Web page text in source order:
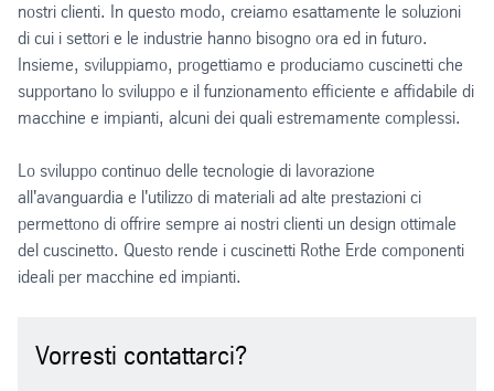
nostri clienti. In questo modo, creiamo esattamente le soluzioni
di cui i settori e le industrie hanno bisogno ora ed in futuro.
Insieme, sviluppiamo, progettiamo e produciamo cuscinetti che
supportano lo sviluppo e il funzionamento efficiente e affidabile di
macchine e impianti, alcuni dei quali estremamente complessi.
Lo sviluppo continuo delle tecnologie di lavorazione
all'avanguardia e l'utilizzo di materiali ad alte prestazioni ci
permettono di offrire sempre ai nostri clienti un design ottimale
del cuscinetto. Questo rende i cuscinetti Rothe Erde componenti
ideali per macchine ed impianti.
Vorresti contattarci?